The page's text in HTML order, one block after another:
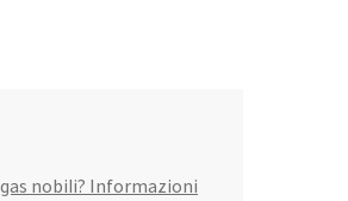
nobili? Informazioni